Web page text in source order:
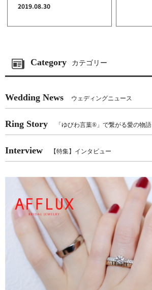
2019.08.30
Category カテゴリー
Wedding News ウェディングニュース
Ring Story 「ゆびわ言葉®」で繋がる愛の物語
Interview 【特集】インタビュー